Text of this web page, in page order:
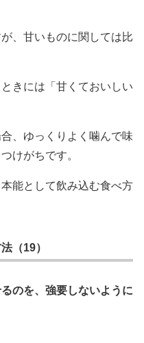
、甘いものに関しては比
きには「甘くておいしい
、ゆっくりよく噛んで味
けがちです。
能として飲み込む食べ方
（19）
のを、強要しないように